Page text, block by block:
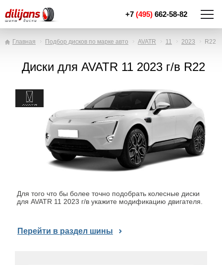
+7 (495) 662-58-82
Главная Подбор дисков по марке авто AVATR 11 2023 R22
Диски для AVATR 11 2023 г/в R22
Для того что бы более точно подобрать колесные диски
для AVATR 11 2023 г/в укажите модификацию двигателя.
Перейти в раздел шины